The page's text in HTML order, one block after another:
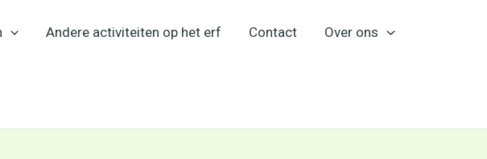
Andere activiteiten op het erf Contact Over ons